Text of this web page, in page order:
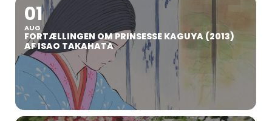
01
AUG
FORTÆLLINGEN OM PRINSESSE KAGUYA (2013)
AF ISAO TAKAHATA